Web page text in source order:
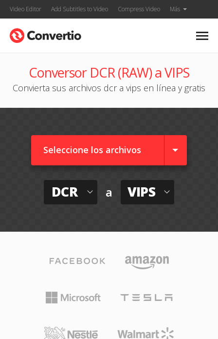
Video Editor Add Subtitles to Video Compress Video Más
Conversor DCR (RAW) a VIPS
Convierta sus archivos dcr a vips en línea y gratis
Seleccione los archivos
DCR a VIPS